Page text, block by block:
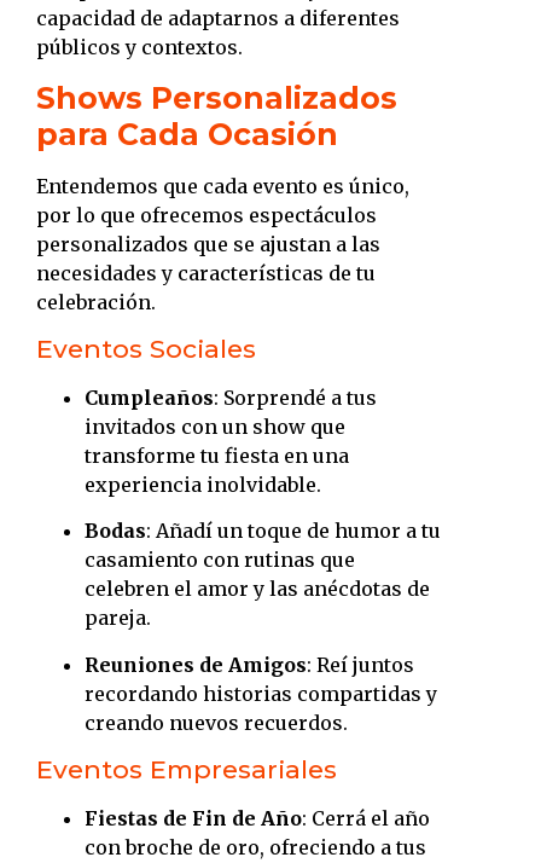
capacidad de adaptarnos a diferentes
públicos y contextos.
Shows Personalizados
para Cada Ocasión
Entendemos que cada evento es único,
por lo que ofrecemos espectáculos
personalizados que se ajustan a las
necesidades y características de tu
celebración.
Eventos Sociales
Cumpleaños: Sorprendé a tus
invitados con un show que
transforme tu fiesta en una
experiencia inolvidable.
Bodas: Añadí un toque de humor a tu
casamiento con rutinas que
celebren el amor y las anécdotas de
pareja.
Reuniones de Amigos: Reí juntos
recordando historias compartidas y
creando nuevos recuerdos.
Eventos Empresariales
Fiestas de Fin de Año: Cerrá el año
con broche de oro, ofreciendo a tus